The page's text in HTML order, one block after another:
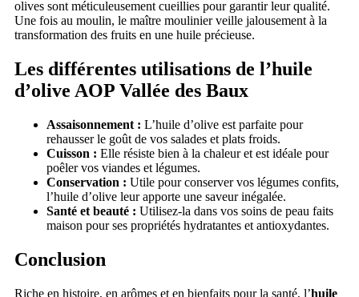
olives sont méticuleusement cueillies pour garantir leur qualité.
Une fois au moulin, le maître moulinier veille jalousement à la
transformation des fruits en une huile précieuse.
Les différentes utilisations de l’huile
d’olive AOP Vallée des Baux
Assaisonnement : L’huile d’olive est parfaite pour
rehausser le goût de vos salades et plats froids.
Cuisson : Elle résiste bien à la chaleur et est idéale pour
poêler vos viandes et légumes.
Conservation : Utile pour conserver vos légumes confits,
l’huile d’olive leur apporte une saveur inégalée.
Santé et beauté : Utilisez-la dans vos soins de peau faits
maison pour ses propriétés hydratantes et antioxydantes.
Conclusion
Riche en histoire, en arômes et en bienfaits pour la santé, l’huile